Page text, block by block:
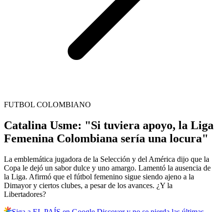
FUTBOL COLOMBIANO
Catalina Usme: "Si tuviera apoyo, la Liga
Femenina Colombiana sería una locura"
La emblemática jugadora de la Selección y del América dijo que la
Copa le dejó un sabor dulce y uno amargo. Lamentó la ausencia de
la Liga. Afirmó que el fútbol femenino sigue siendo ajeno a la
Dimayor y ciertos clubes, a pesar de los avances. ¿Y la
Libertadores?